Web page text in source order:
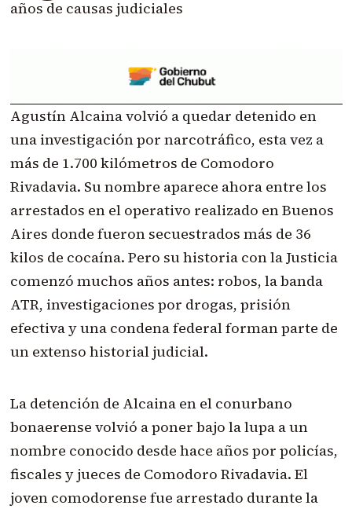
años de causas judiciales
Agustín Alcaina volvió a quedar detenido en
una investigación por narcotráfico, esta vez a
más de 1.700 kilómetros de Comodoro
Rivadavia. Su nombre aparece ahora entre los
arrestados en el operativo realizado en Buenos
Aires donde fueron secuestrados más de 36
kilos de cocaína. Pero su historia con la Justicia
comenzó muchos años antes: robos, la banda
ATR, investigaciones por drogas, prisión
efectiva y una condena federal forman parte de
un extenso historial judicial.
La detención de Alcaina en el conurbano
bonaerense volvió a poner bajo la lupa a un
nombre conocido desde hace años por policías,
fiscales y jueces de Comodoro Rivadavia. El
joven comodorense fue arrestado durante la